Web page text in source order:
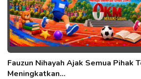
Fauzun Nihayah Ajak Semua Pihak
Meningkatkan…